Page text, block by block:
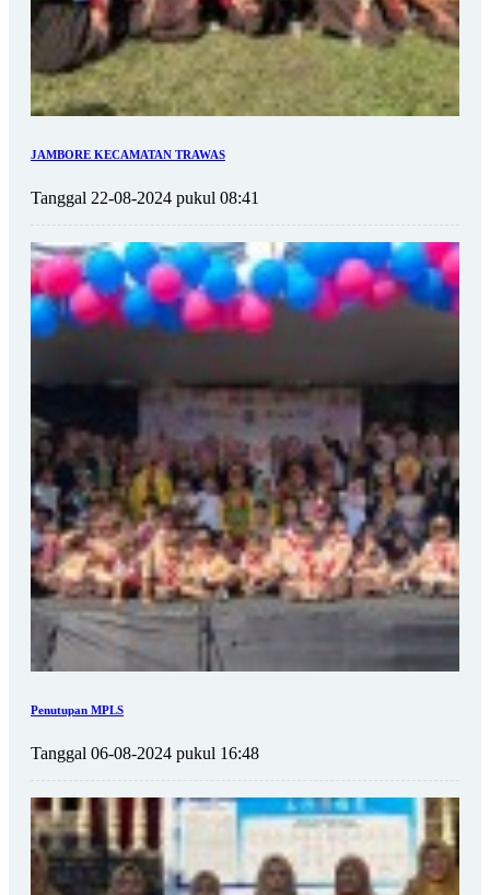
JAMBORE KECAMATAN TRAWAS
Tanggal 22-08-2024 pukul 08:41
Penutupan MPLS
Tanggal 06-08-2024 pukul 16:48